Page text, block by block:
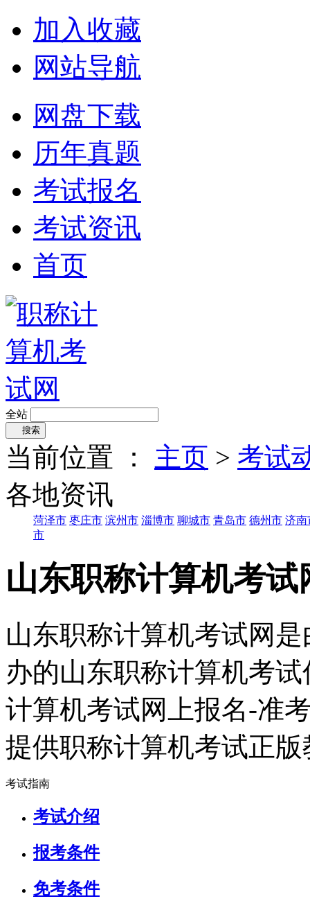
加入收藏
网站导航
网盘下载
历年真题
考试报名
考试资讯
首页
全站
搜索
当前位置 ： 主页 > 考试
各地资讯
菏泽市 枣庄市 滨州市 淄博市 聊城市 青岛市 德州市 济南
市
山东职称计算机考试
山东职称计算机考试网
办的山东职称计算机考
计算机考试网上报名-准
提供职称计算机考试正
考试指南
考试介绍
报考条件
免考条件